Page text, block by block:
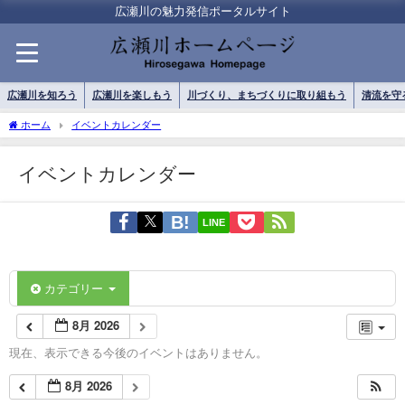
広瀬川の魅力発信ポータルサイト
広瀬川を知ろう 広瀬川を楽しもう 川づくり、まちづくりに取り組もう 清流を守
ホーム イベントカレンダー
イベントカレンダー
LINE
カテゴリー
8月 2026
現在、表示できる今後のイベントはありません。
8月 2026